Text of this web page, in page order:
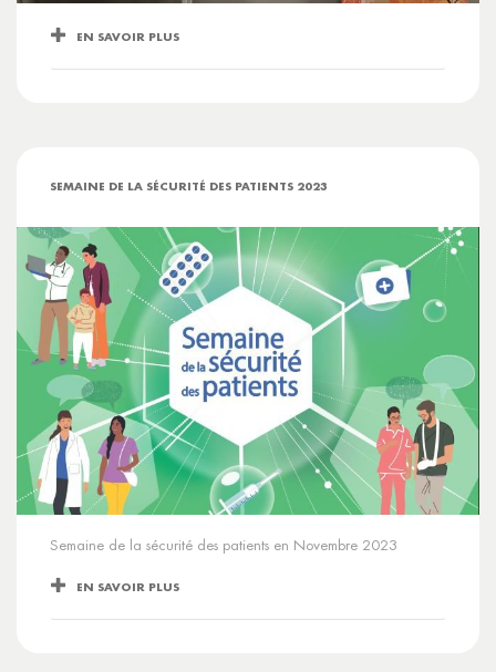
EN SAVOIR PLUS
SEMAINE DE LA SÉCURITÉ DES PATIENTS 2023
Semaine de la sécurité des patients en Novembre 2023
EN SAVOIR PLUS